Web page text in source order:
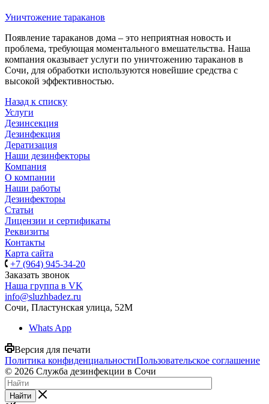
Уничтожение тараканов
Появление тараканов дома – это неприятная новость и
проблема, требующая моментального вмешательства. Наша
компания оказывает услуги по уничтожению тараканов в
Сочи, для обработки используются новейшие средства с
высокой эффективностью.
Назад к списку
Услуги
Дезинсекция
Дезинфекция
Дератизация
Наши дезинфекторы
Компания
О компании
Наши работы
Дезинфекторы
Статьи
Лицензии и сертификаты
Реквизиты
Контакты
Карта сайта
+7 (964) 945-34-20
Заказать звонок
Наша группа в VK
info@sluzhbadez.ru
Сочи, Пластунская улица, 52М
Whats App
Версия для печати
Политика конфиденциальностиПользовательское соглашение
© 2026 Служба дезинфекции в Сочи
Найти